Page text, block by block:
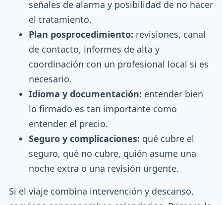
señales de alarma y posibilidad de no hacer
el tratamiento.
Plan posprocedimiento: revisiones, canal
de contacto, informes de alta y
coordinación con un profesional local si es
necesario.
Idioma y documentación: entender bien
lo firmado es tan importante como
entender el precio.
Seguro y complicaciones: qué cubre el
seguro, qué no cubre, quién asume una
noche extra o una revisión urgente.
Si el viaje combina intervención y descanso,